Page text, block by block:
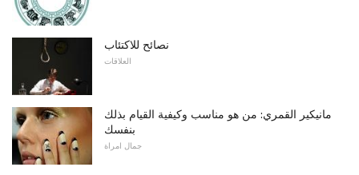
نصائح للاكتئاب
العلاقات
مانيكير القمري: من هو مناسب وكيفية القيام بذلك
بنفسك
جمال امراة